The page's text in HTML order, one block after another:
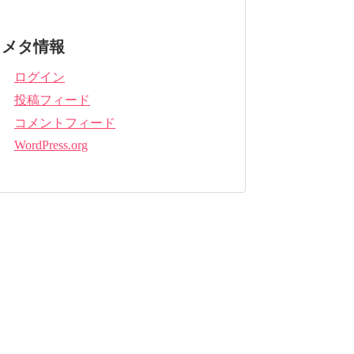
メタ情報
ログイン
投稿フィード
コメントフィード
WordPress.org